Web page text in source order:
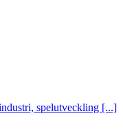
spelutveckling [...]